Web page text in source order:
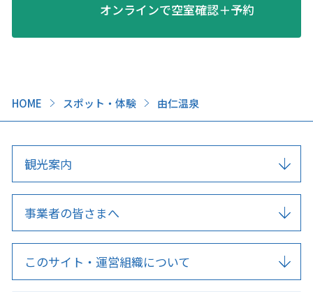
HOME スポット・体験 由仁温泉
オンラインで空室確認＋予約
観光案内
事業者の皆さまへ
このサイト・運営組織について